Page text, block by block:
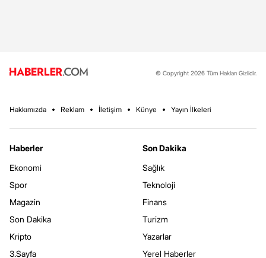
© Copyright 2026 Tüm Hakları Gizlidir.
Hakkımızda Reklam İletişim Künye Yayın İlkeleri
Haberler
Ekonomi
Spor
Magazin
Son Dakika
Kripto
3.Sayfa
Son Dakika
Sağlık
Teknoloji
Finans
Turizm
Yazarlar
Yerel Haberler